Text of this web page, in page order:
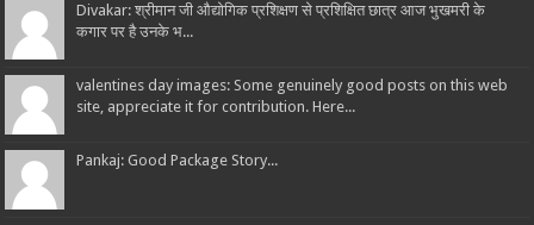
Divakar: श्रीमान जी औद्योगिक प्रशिक्षण से प्रशिक्षित छात्र आज भुखमरी के
कगार पर है उनके भ...
valentines day images: Some genuinely good posts on this web
site, appreciate it for contribution. Here...
Pankaj: Good Package Story...